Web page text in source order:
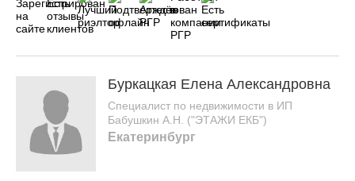
Буркацкая Елена Александровна
Специалист по недвижимости в ИП
Бабушкин А.Н. ("ЭТАЖИ ЕКБ")
Екатеринбург